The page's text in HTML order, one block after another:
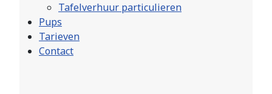
Tafelverhuur particulieren
Pups
Tarieven
Contact